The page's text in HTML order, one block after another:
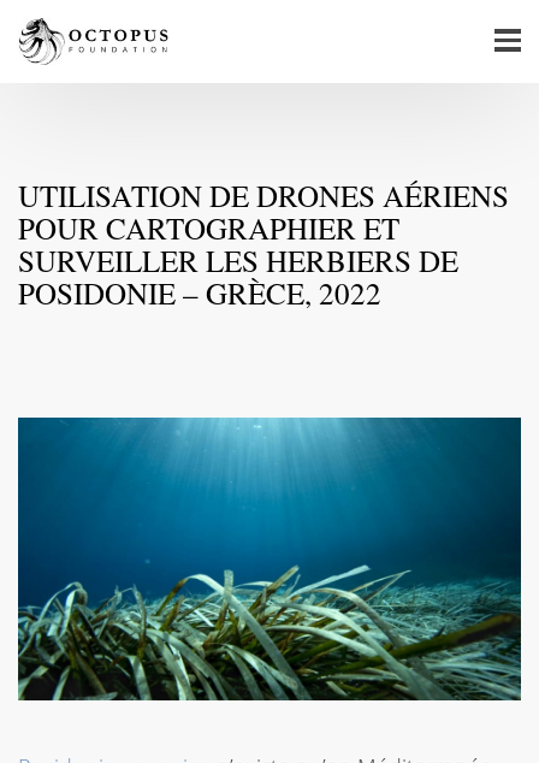
UTILISATION DE DRONES AÉRIENS
POUR CARTOGRAPHIER ET
SURVEILLER LES HERBIERS DE
POSIDONIE – GRÈCE, 2022